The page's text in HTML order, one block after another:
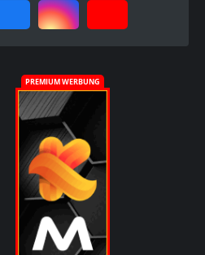
PREMIUM WERBUNG